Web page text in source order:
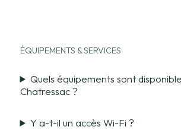
ÉQUIPEMENTS & SERVICES
Quels équipements sont
Chatressac ?
Y a-t-il un accès Wi-Fi ?